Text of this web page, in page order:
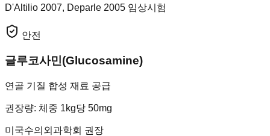
D'Altilio 2007, Deparle 2005 임상시험
안전
글루코사민(Glucosamine)
연골 기질 합성 재료 공급
권장량: 체중 1kg당 50mg
미국수의외과학회 권장